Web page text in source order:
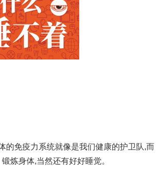
免疫力系统就像是我们健康的护卫队,而
炼身体,当然还有好好睡觉。